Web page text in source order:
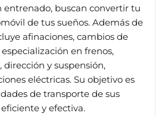
entrenado, buscan convertir tu
de tus sueños. Además de
afinaciones, cambios de
en frenos,
dirección y suspensión,
eléctricas. Su objetivo es
de transporte de sus
y efectiva.